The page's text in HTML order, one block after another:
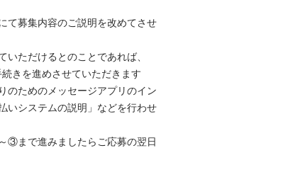
て募集内容のご説明を改めてさせ
ただけるとのことであれば、
きを進めさせていただきます
のためのメッセージアプリのイン
いシステムの説明」などを行わせ
まで進みましたらご応募の翌日